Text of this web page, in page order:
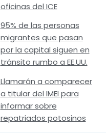
oficinas del ICE
95% de las personas
migrantes que pasan
por la capital siguen en
tránsito rumbo a EE.UU.
Llamarán a comparecer
a titular del IMEI para
informar sobre
repatriados potosinos